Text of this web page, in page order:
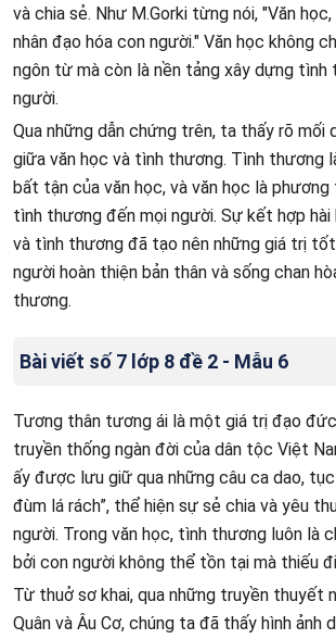
và chia sẻ. Như M.Gorki từng nói, "Văn
nhân đạo hóa con người." Văn học không
ngôn từ mà còn là nền tảng xây dựng tình
người.
Qua những dẫn chứng trên, ta thấy rõ mối
giữa văn học và tình thương. Tình thương
bất tận của văn học, và văn học là
tình thương đến mọi người. Sự kết hợp hài
và tình thương đã tạo nên những giá trị
người hoàn thiện bản thân và sống chan
thương.
Bài viết số 7 lớp 8 đề 2 - Mẫu 6
Tương thân tương ái là một giá trị đạo
truyền thống ngàn đời của dân tộc Việt
ấy được lưu giữ qua những câu ca dao, tục
đùm lá rách”, thể hiện sự sẻ chia và yêu
người. Trong văn học, tình thương luôn là
bởi con người không thể tồn tại mà thiếu
Từ thuở sơ khai, qua những truyền thuyết
Quân và Âu Cơ, chúng ta đã thấy hình ảnh